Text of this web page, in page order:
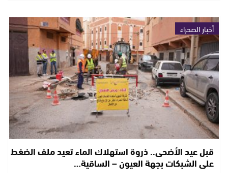
أخبار الصحراء
قبل عيد الأضحى.. ذروة استهلاك الماء تعيد ملف الضغط
على الشبكات بجهة العيون – الساقية…